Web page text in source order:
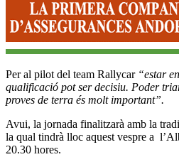
Per al pilot del team Rallycar “estar
qualificació pot ser decisiu. Poder
proves de terra és molt important”.
Avui, la jornada finalitzarà amb la
la qual tindrà lloc aquest vespre a
20.30 hores.